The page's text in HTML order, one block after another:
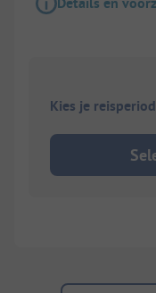
Kies je